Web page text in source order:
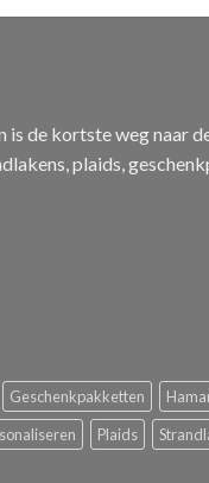
is de kortste weg naar
plaids,
Geschenkpakketten
Plaids